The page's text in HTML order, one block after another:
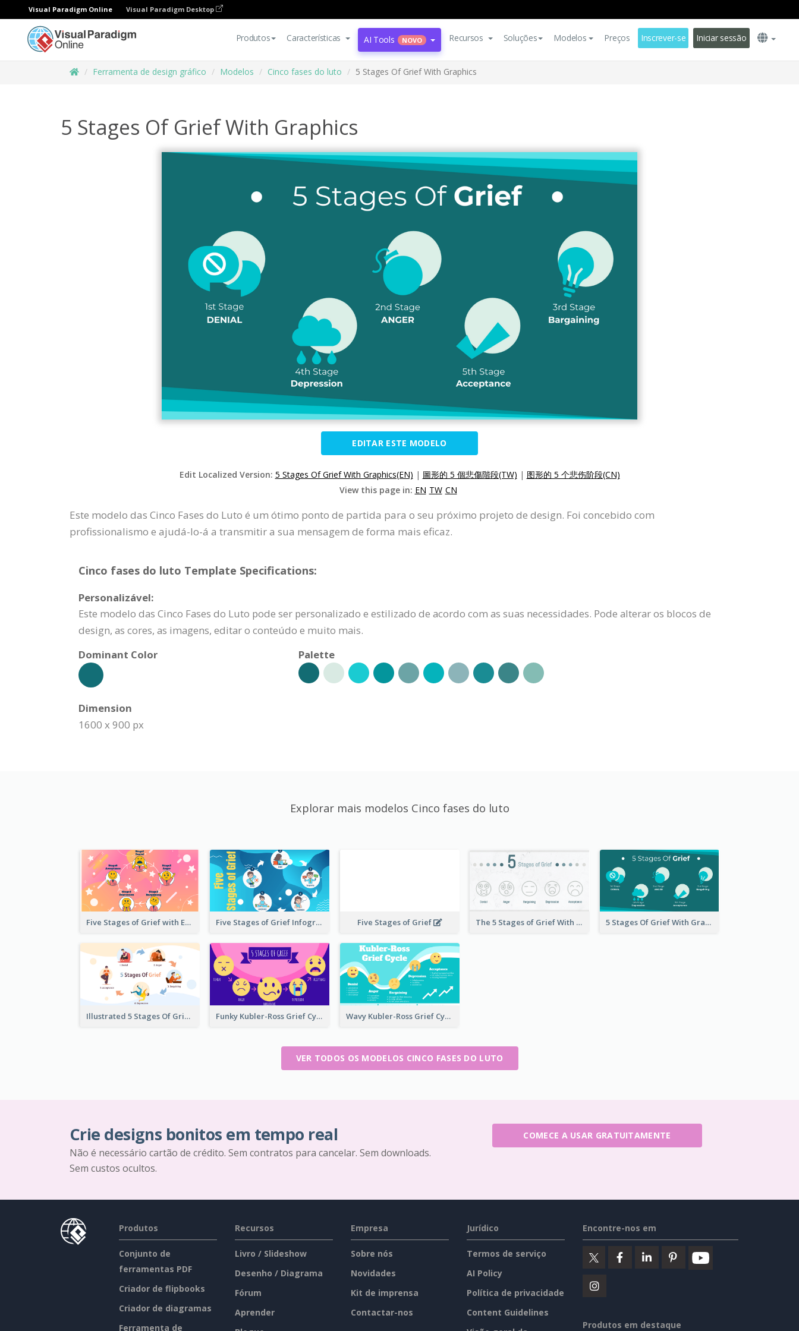
Visual Paradigm Online Visual Paradigm Desktop
Produtos Características AI Tools NOVO Recursos Soluções Modelos Preços Inscrever-se Iniciar sessão
Ferramenta de design gráfico Modelos Cinco fases do luto 5 Stages Of Grief With Graphics
5 Stages Of Grief With Graphics
EDITAR ESTE MODELO
Edit Localized Version: 5 Stages Of Grief With Graphics(EN) | 圖形的 5 個悲傷階段(TW) | 图形的 5 个悲伤阶段(CN)
View this page in: EN TW CN
Este modelo das Cinco Fases do Luto é um ótimo ponto de partida para o seu próximo projeto de design. Foi concebido com
profissionalismo e ajudá-lo-á a transmitir a sua mensagem de forma mais eficaz.
Cinco fases do luto Template Specifications:
Personalizável:
Este modelo das Cinco Fases do Luto pode ser personalizado e estilizado de acordo com as suas necessidades. Pode alterar os blocos de
design, as cores, as imagens, editar o conteúdo e muito mais.
Dominant Color
Palette
Dimension
1600 x 900 px
Explorar mais modelos Cinco fases do luto
Five Stages of Grief with Emoji Icon Five Stages of Grief Infographic with illustration Five Stages of Grief The 5 Stages of Grief With emoji Icon 5 Stages Of Grief With Graphics
Illustrated 5 Stages Of Grief Funky Kubler-Ross Grief Cycle Wavy Kubler-Ross Grief Cycle
VER TODOS OS MODELOS CINCO FASES DO LUTO
Crie designs bonitos em tempo real
Não é necessário cartão de crédito. Sem contratos para cancelar. Sem downloads.
Sem custos ocultos.
COMECE A USAR GRATUITAMENTE
Produtos
Conjunto de
ferramentas PDF
Criador de flipbooks
Criador de diagramas
Ferramenta de
Recursos
Livro / Slideshow
Desenho / Diagrama
Fórum
Aprender
Empresa
Sobre nós
Novidades
Kit de imprensa
Contactar-nos
Jurídico
Termos de serviço
AI Policy
Política de privacidade
Content Guidelines
Encontre-nos em
Produtos em destaque